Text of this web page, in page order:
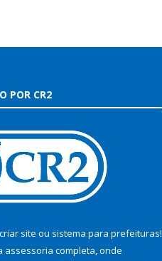
POR CR2
criar site ou sistema para prefeituras!
assessoria completa, onde